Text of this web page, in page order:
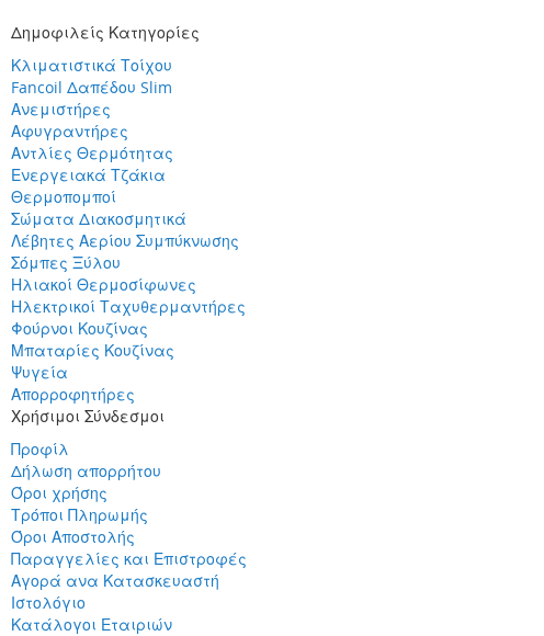
Δημοφιλείς Κατηγορίες
Κλιματιστικά Τοίχου
Fancoil Δαπέδου Slim
Ανεμιστήρες
Αφυγραντήρες
Αντλίες Θερμότητας
Ενεργειακά Τζάκια
Θερμοπομποί
Σώματα Διακοσμητικά
Λέβητες Αερίου Συμπύκνωσης
Σόμπες Ξύλου
Ηλιακοί Θερμοσίφωνες
Ηλεκτρικοί Ταχυθερμαντήρες
Φούρνοι Κουζίνας
Μπαταρίες Κουζίνας
Ψυγεία
Απορροφητήρες
Χρήσιμοι Σύνδεσμοι
Προφίλ
Δήλωση απορρήτου
Όροι χρήσης
Τρόποι Πληρωμής
Όροι Αποστολής
Παραγγελίες και Επιστροφές
Αγορά ανα Κατασκευαστή
Ιστολόγιο
Κατάλογοι Εταιριών